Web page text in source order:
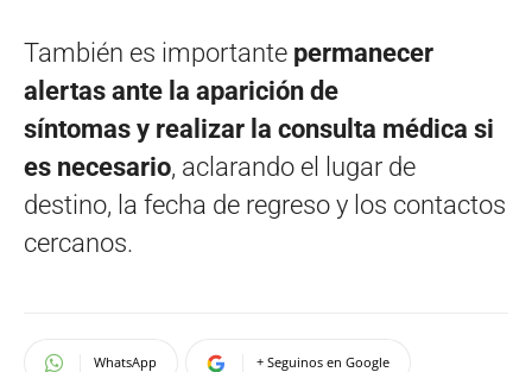
También es importante permanecer
alertas ante la aparición de
síntomas y realizar la consulta médica si
es necesario, aclarando el lugar de
destino, la fecha de regreso y los contactos
cercanos.
WhatsApp + Seguinos en Google